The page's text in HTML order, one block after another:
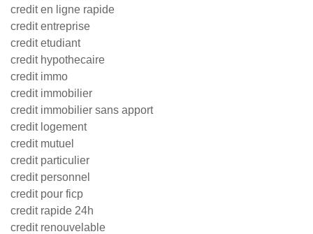
credit en ligne rapide
credit entreprise
credit etudiant
credit hypothecaire
credit immo
credit immobilier
credit immobilier sans apport
credit logement
credit mutuel
credit particulier
credit personnel
credit pour ficp
credit rapide 24h
credit renouvelable